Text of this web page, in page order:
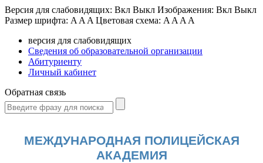
Версия для слабовидящих: Вкл Выкл Изображения: Вкл Выкл
Размер шрифта: A A A Цветовая схема: A A A A
версия для слабовидящих
Сведения об образовательной организации
Абитуриенту
Личный кабинет
Обратная связь
МЕЖДУНАРОДНАЯ ПОЛИЦЕЙСКАЯ
АКАДЕМИЯ